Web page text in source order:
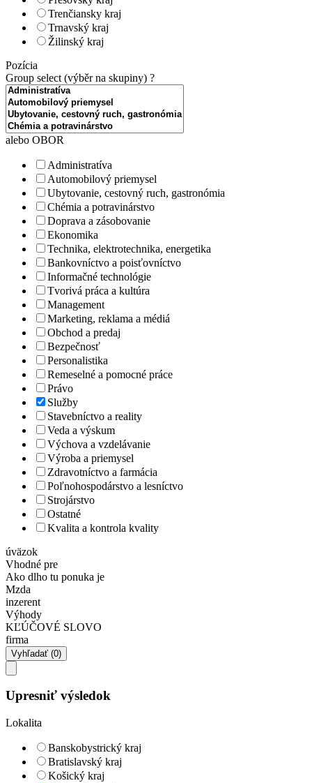
Trenčiansky kraj
Trnavský kraj
Žilinský kraj
Pozícia
Group select (výběr na skupiny) ?
alebo OBOR
Administratíva
Automobilový priemysel
Ubytovanie, cestovný ruch, gastronómia
Chémia a potravinárstvo
Doprava a zásobovanie
Ekonomika
Technika, elektrotechnika, energetika
Bankovníctvo a poisťovníctvo
Informačné technológie
Tvorivá práca a kultúra
Management
Marketing, reklama a médiá
Obchod a predaj
Bezpečnosť
Personalistika
Remeselné a pomocné práce
Právo
Služby
Stavebníctvo a reality
Veda a výskum
Výchova a vzdelávanie
Výroba a priemysel
Zdravotníctvo a farmácia
Poľnohospodárstvo a lesníctvo
Strojárstvo
Ostatné
Kvalita a kontrola kvality
úväzok
Vhodné pre
Ako dlho tu ponuka je
Mzda
inzerent
Výhody
KĽÚČOVÉ SLOVO
firma
Upresniť výsledok
Lokalita
Banskobystrický kraj
Bratislavský kraj
Košický kraj